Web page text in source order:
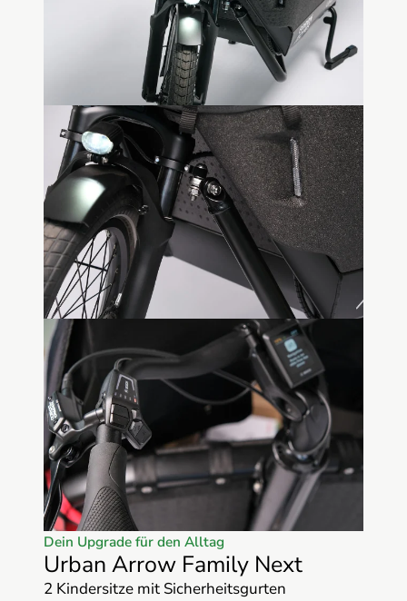
Dein Upgrade für den Alltag
Urban Arrow Family Next
2 Kindersitze mit Sicherheitsgurten